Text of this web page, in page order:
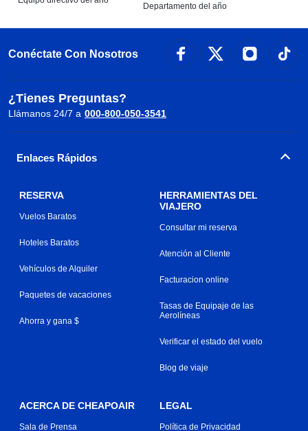
Departamento del año
Conéctate Con Nosotros
¿Tienes Preguntas?
Llámanos 24/7 a 000-800-050-3541
Enlaces Rápidos
RESERVA
Vuelos Baratos
Hoteles Baratos
Vehículos de Alquiler
Paquetes de vacaciones
Ahorra y gana $
HERRAMIENTAS DEL
VIAJERO
Consultar mi reserva
Atención al Cliente
Facturacion online
Tasas de Equipaje de las
Aerolíneas
Verificar el estado del vuelo
Blog de viaje
ACERCA DE CHEAPOAIR
Sala de Prensa
LEGAL
Política de Privacidad